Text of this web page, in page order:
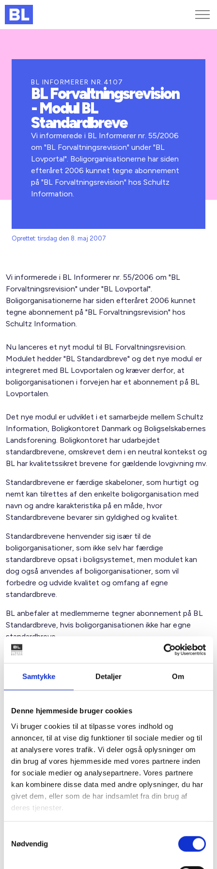
Samtykke Detaljer Om
Denne hjemmeside bruger cookies
Vi bruger cookies til at tilpasse vores indhold og
annoncer, til at vise dig funktioner til sociale medier og til
at analysere vores trafik. Vi deler også oplysninger om
din brug af vores hjemmeside med vores partnere inden
for sociale medier og analysepartnere. Vores partnere
kan kombinere disse data med andre oplysninger, du har
givet dem, eller som de har indsamlet fra din brug af
deres tjenester.
Nødvendig
Kurser og arrangementer
Jobportalen
BL INFORMERER NR.4107
BL Forvaltningsrevision
- Modul BL
Standardbreve
Vi informerede i BL Informerer nr. 55/2006
om "BL Forvaltningsrevision" under "BL
Lovportal". Boligorganisationerne har siden
efteråret 2006 kunnet tegne abonnement
på "BL Forvaltningsrevision" hos Schultz
Information.
Oprettet: tirsdag den 8. maj 2007
Vi informerede i BL Informerer nr. 55/2006 om "BL
Forvaltningsrevision" under "BL Lovportal".
Boligorganisationerne har siden efteråret 2006 kunnet
tegne abonnement på "BL Forvaltningsrevision" hos
Schultz Information.
Nu lanceres et nyt modul til BL Forvaltningsrevision.
Modulet hedder "BL Standardbreve" og det nye modul er
integreret med BL Lovportalen og kræver derfor, at
boligorganisationen i forvejen har et abonnement på BL
Lovportalen.
Det nye modul er udviklet i et samarbejde mellem Schultz
Information, Boligkontoret Danmark og Boligselskabernes
Landsforening. Boligkontoret har udarbejdet
standardbrevene, omskrevet dem i en neutral kontekst og
BL har kvalitetssikret brevene for gældende lovgivning mv.
Standardbrevene er færdige skabeloner, som hurtigt og
nemt kan tilrettes af den enkelte boligorganisation med
navn og andre karakteristika på en måde, hvor
Standardbrevene bevarer sin gyldighed og kvalitet.
Standardbrevene henvender sig især til de
boligorganisationer, som ikke selv har færdige
standardbreve opsat i boligsystemet, men modulet kan
dog også anvendes af boligorganisationer, som vil
forbedre og udvide kvalitet og omfang af egne
standardbreve.
BL anbefaler at medlemmerne tegner abonnement på BL
Standardbreve, hvis boligorganisationen ikke har egne
standardbreve.
Boligadministrationerne vil modtage et introduktionsbrev
at træffe aftale om en tid for demonstrationen.
Gert Nielsen / Lars Fløche
Relateret indhold Viden
BL INFORMERER
08. juni 2026